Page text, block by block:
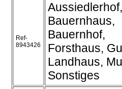
Ref-
8943426
Aussiedlerhof,
Bauernhaus,
Bauernhof,
Forsthaus,
Landhaus,
Sonstiges